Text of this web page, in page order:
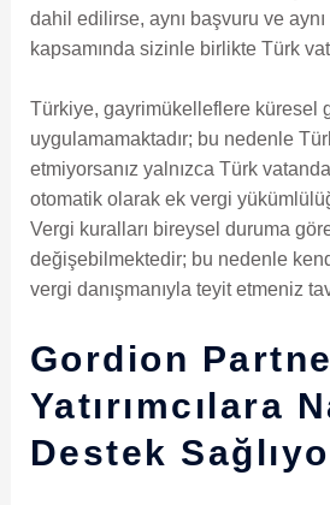
dahil edilirse, aynı başvuru ve aynı
kapsamında sizinle birlikte Türk
Türkiye, gayrimükelleflere küresel
uygulamamaktadır; bu nedenle
etmiyorsanız yalnızca Türk
otomatik olarak ek vergi
Vergi kuralları bireysel duruma
değişebilmektedir; bu nedenle
vergi danışmanıyla teyit etmeniz
Gordion
Yatırımcılara
Destek